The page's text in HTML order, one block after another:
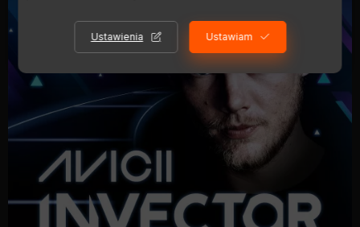
Ustawienia Ustawiam